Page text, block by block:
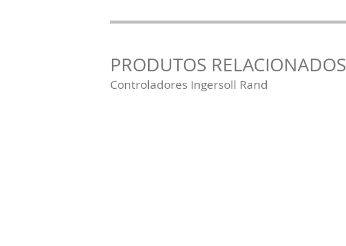
PRODUTOS RELACIONADOS
Controladores Ingersoll Rand